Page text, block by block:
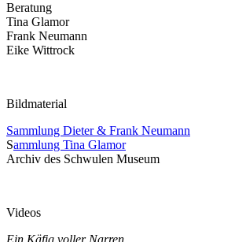
Beratung
Tina Glamor
Frank Neumann
Eike Wittrock
Bildmaterial
Sammlung Dieter & Frank Neumann
Sammlung Tina Glamor
Archiv des Schwulen Museum
Videos
Ein Käfig voller Narren